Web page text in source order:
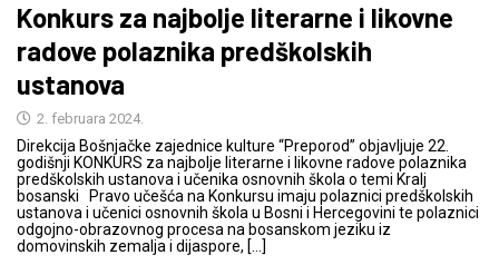
Konkurs za najbolje literarne i likovne
radove polaznika predškolskih
ustanova
2. februara 2024.
Direkcija Bošnjačke zajednice kulture “Preporod” objavljuje 22.
godišnji KONKURS za najbolje literarne i likovne radove polaznika
predškolskih ustanova i učenika osnovnih škola o temi Kralj
bosanski Pravo učešća na Konkursu imaju polaznici predškolskih
ustanova i učenici osnovnih škola u Bosni i Hercegovini te polaznici
odgojno-obrazovnog procesa na bosanskom jeziku iz
domovinskih zemalja i dijaspore, […]